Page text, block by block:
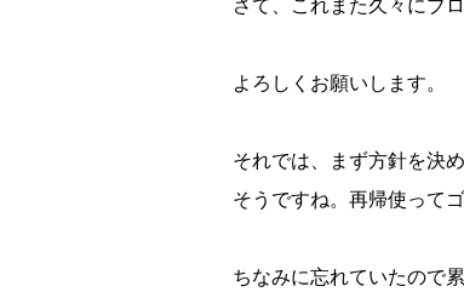
よろしくお願いします。
それでは、まず方針を決
そうですね。再帰使って
ちなみに忘れていたので